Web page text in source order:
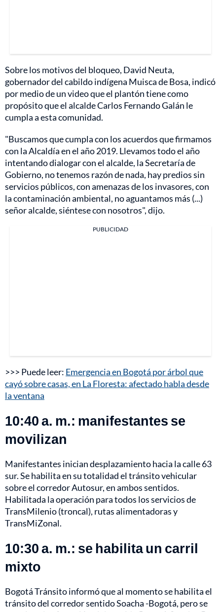
Sobre los motivos del bloqueo, David Neuta,
gobernador del cabildo indígena Muisca de Bosa, indicó
por medio de un video que el plantón tiene como
propósito que el alcalde Carlos Fernando Galán le
cumpla a esta comunidad.
"Buscamos que cumpla con los acuerdos que firmamos
con la Alcaldía en el año 2019. Llevamos todo el año
intentando dialogar con el alcalde, la Secretaría de
Gobierno, no tenemos razón de nada, hay predios sin
servicios públicos, con amenazas de los invasores, con
la contaminación ambiental, no aguantamos más (...)
señor alcalde, siéntese con nosotros", dijo.
PUBLICIDAD
>>> Puede leer: Emergencia en Bogotá por árbol que
cayó sobre casas, en La Floresta: afectado habla desde
la ventana
10:40 a. m.: manifestantes se
movilizan
Manifestantes inician desplazamiento hacia la calle 63
sur. Se habilita en su totalidad el tránsito vehicular
sobre el corredor Autosur, en ambos sentidos.
Habilitada la operación para todos los servicios de
TransMilenio (troncal), rutas alimentadoras y
TransMiZonal.
10:30 a. m.: se habilita un carril
mixto
Bogotá Tránsito informó que al momento se habilita el
tránsito del corredor sentido Soacha -Bogotá, pero se